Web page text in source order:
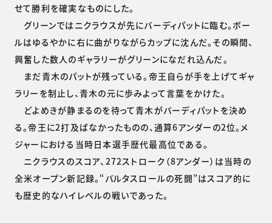
せて勝利を確実なものにした。
グリーンではニクラウスが先にバーディパットに臨む。ボー
ルはゆるやかに右に曲がりながらカップに沈んだ。その瞬間、
興奮した数人のギャラリーがグリーンになだれ込んだ。
まだ青木のパットが残っている。帝王自らが手を上げてギャ
ラリーを制止し、青木の元に歩みよって言葉をかけた。
どよめきが静まるのを待って青木がバーディパットを決め
る。帝王に2打及ばなかったものの、通算6アンダーの2位。メ
ジャーにおける当時日本選手歴代最高位である。
ニクラウスのスコア、272ストローク（8アンダー）は当時の
全米オープン新記録。“バルタスロールの死闘”はスコア的に
も歴史的なハイレベルの戦いであった。